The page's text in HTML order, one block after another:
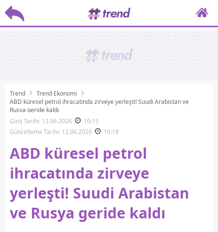
Trend
Trend Ekonomi
ABD küresel petrol ihracatında zirveye yerleşti! Suudi Arabistan ve
Rusya geride kaldı
Giriş Tarihi: 12.06.2026
10:15
Güncelleme Tarihi: 12.06.2026
10:18
ABD küresel petrol
ihracatında zirveye
yerleşti! Suudi Arabistan
ve Rusya geride kaldı